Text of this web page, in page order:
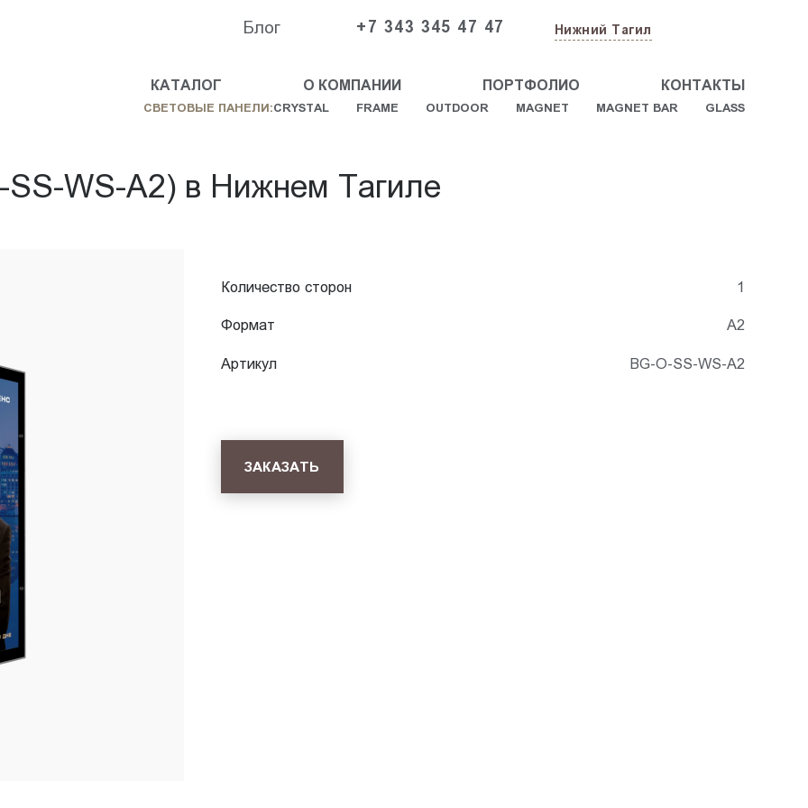
Блог +7 343 345 47 47 Нижний Тагил
КАТАЛОГ О КОМПАНИИ ПОРТФОЛИО КОНТАКТЫ
СВЕТОВЫЕ ПАНЕЛИ:CRYSTAL FRAME OUTDOOR MAGNET MAGNET BAR GLASS
WS-A2) в Нижнем Тагиле
Количество сторон 1
Формат A2
Артикул BG-O-SS-WS-A2
ЗАКАЗАТЬ